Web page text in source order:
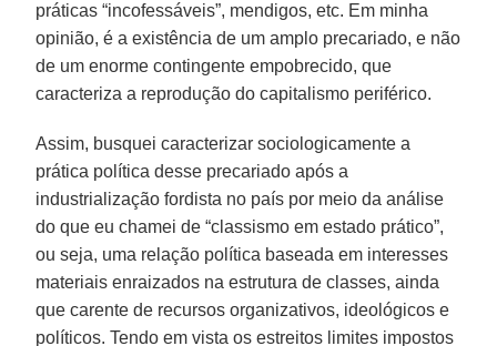
práticas “incofessáveis”, mendigos, etc. Em minha
opinião, é a existência de um amplo precariado, e não
de um enorme contingente empobrecido, que
caracteriza a reprodução do capitalismo periférico.
Assim, busquei caracterizar sociologicamente a
prática política desse precariado após a
industrialização fordista no país por meio da análise
do que eu chamei de “classismo em estado prático”,
ou seja, uma relação política baseada em interesses
materiais enraizados na estrutura de classes, ainda
que carente de recursos organizativos, ideológicos e
políticos. Tendo em vista os estreitos limites impostos